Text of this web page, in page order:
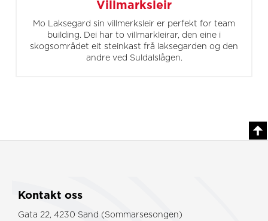
Villmarksleir
Mo Laksegard sin villmerksleir er perfekt for team
building. Dei har to villmarkleirar, den eine i
skogsområdet eit steinkast frå laksegarden og den
andre ved Suldalslågen.
Kontakt oss
Gata 22, 4230 Sand (Sommarsesongen)